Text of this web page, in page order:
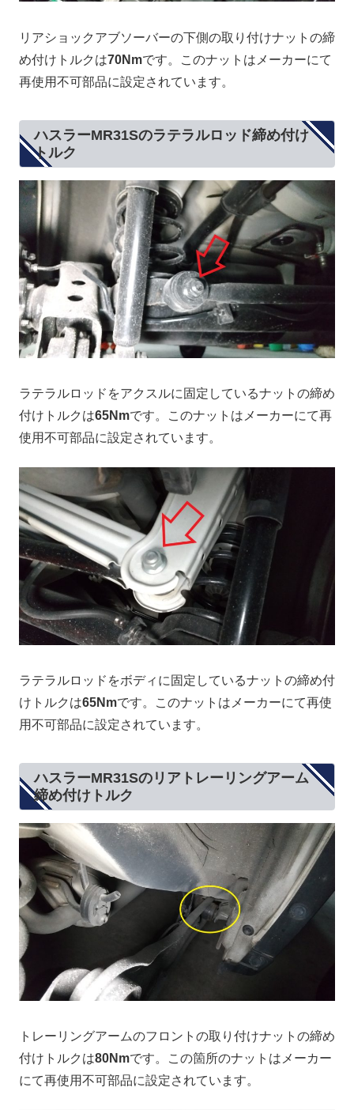
リアショックアブソーバーの下側の取り付けナットの締
め付けトルクは70Nmです。このナットはメーカーにて
再使用不可部品に設定されています。
ハスラーMR31Sのラテラルロッド締め付け
トルク
ラテラルロッドをアクスルに固定しているナットの締め
付けトルクは65Nmです。このナットはメーカーにて再
使用不可部品に設定されています。
ラテラルロッドをボディに固定しているナットの締め付
けトルクは65Nmです。このナットはメーカーにて再使
用不可部品に設定されています。
ハスラーMR31Sのリアトレーリングアーム
締め付けトルク
トレーリングアームのフロントの取り付けナットの締め
付けトルクは80Nmです。この箇所のナットはメーカー
にて再使用不可部品に設定されています。